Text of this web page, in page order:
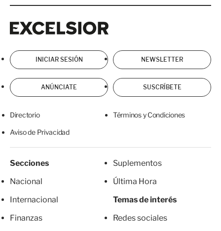
INICIAR SESIÓN NEWSLETTER
ANÚNCIATE SUSCRÍBETE
Directorio Términos y Condiciones
Aviso de Privacidad
Secciones
Nacional
Internacional
Finanzas
Suplementos
Última Hora
Temas de interés
Redes sociales